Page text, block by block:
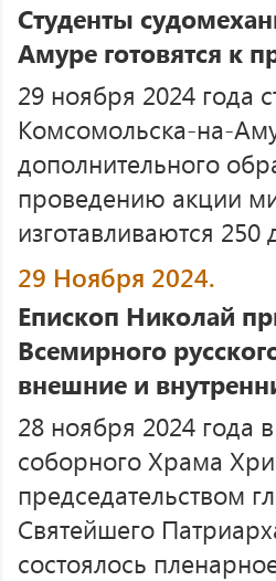
Студенты
Амуре готовятся к
29 ноября 2024 года
Комсомольска-на-
дополнительного
проведению акции
изготавливаются
29 Ноября 2024.
Епископ Николай
Всемирного
внешние и
28 ноября 2024 года
соборного Храма
председательством
Святейшего
состоялось